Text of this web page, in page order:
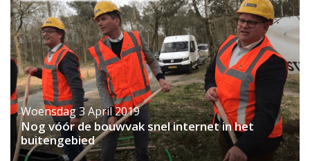
Woensdag 3 April 2019
Nog vóór de bouwvak snel internet in het
buitengebied